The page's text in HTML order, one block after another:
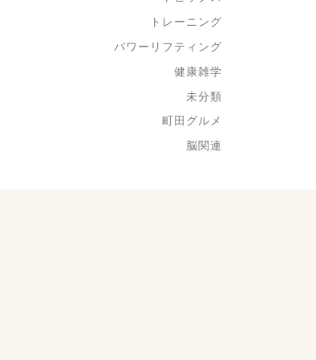
トレーニング
パワーリフティング
健康雑学
未分類
町田グルメ
脳関連